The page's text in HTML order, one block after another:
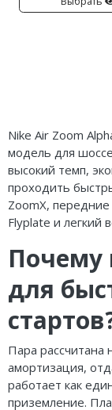
Nike Air Zoom
модель для
высокий темп,
проходить
ZoomX,
Flyplate и легкий
Почему
для
Пара рассчитана
амортизация,
работает как
приземление.